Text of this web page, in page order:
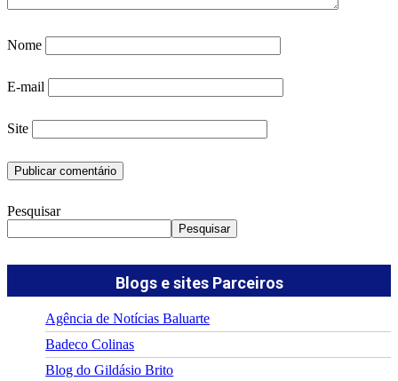
Nome
E-mail
Site
Pesquisar
Pesquisar
Blogs e sites Parceiros
Agência de Notícias Baluarte
Badeco Colinas
Blog do Gildásio Brito